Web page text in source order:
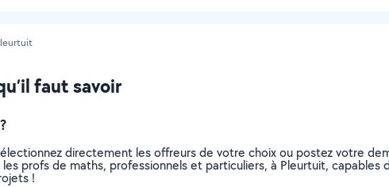
faut savoir
directement les offreurs de votre choix ou postez votre
profs de maths, professionnels et particuliers, à Pleurtuit, capables
!